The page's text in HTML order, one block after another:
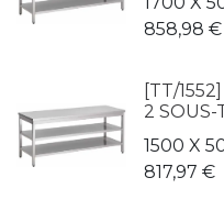
858,98 €
[TT/
2 SOUS-
1500 X
817,97 €